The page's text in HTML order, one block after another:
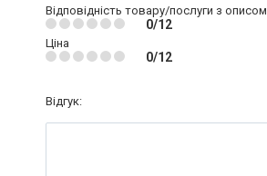
Відповідність товару/послуги з описом
0/12
Ціна
0/12
Відгук: